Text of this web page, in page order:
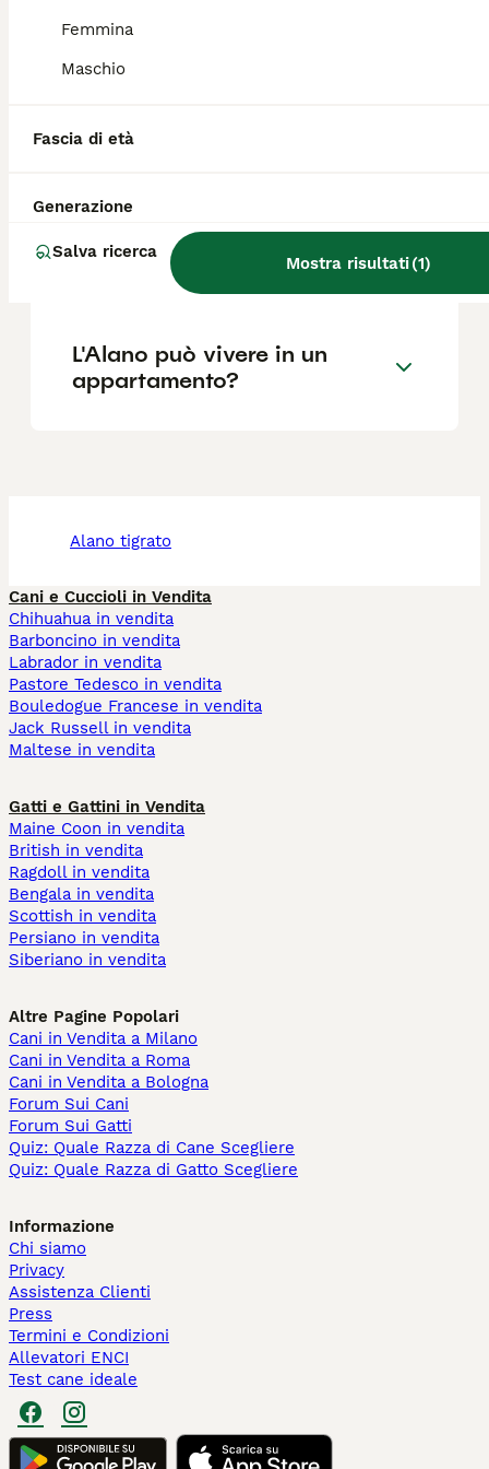
Femmina
Maschio
Fascia di età
Generazione
Salva ricerca
Mostra risultati(1)
aggressivo?
Quanto è alto un alano
L'Alano può vivere in un
appartamento?
alano tigrato
Cani e Cuccioli in Vendita
Chihuahua in vendita
Barboncino in vendita
Labrador in vendita
Pastore Tedesco in vendita
Bouledogue Francese in vendita
Jack Russell in vendita
Maltese in vendita
Gatti e Gattini in Vendita
Maine Coon in vendita
British in vendita
Ragdoll in vendita
Bengala in vendita
Scottish in vendita
Persiano in vendita
Siberiano in vendita
Altre Pagine Popolari
Cani in Vendita a Milano
Cani in Vendita a Roma
Cani in Vendita a Bologna
Forum Sui Cani
Forum Sui Gatti
Quiz: Quale Razza di Cane Scegliere
Quiz: Quale Razza di Gatto Scegliere
Informazione
Chi siamo
Privacy
Assistenza Clienti
Press
Termini e Condizioni
Allevatori ENCI
Test cane ideale